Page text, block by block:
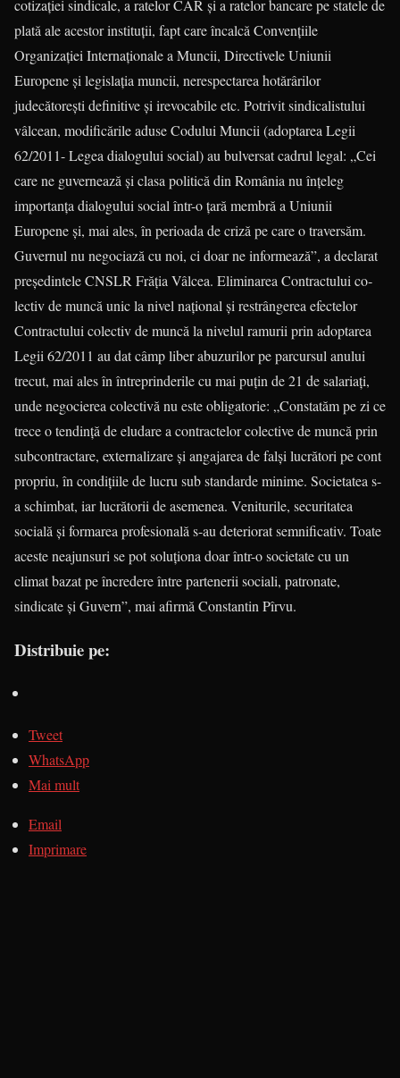
cotizaţiei sindicale, a ratelor CAR şi a ratelor bancare pe statele de
plată ale acestor instituţii, fapt care încalcă Convenţiile
Organizaţiei Internaţionale a Muncii, Directivele Uniunii
Europene şi legislaţia muncii, nerespectarea hotărârilor
judecătoreşti definitive şi irevocabile etc. Potrivit sindicalistului
vâlcean, modificările aduse Codului Muncii (adoptarea Legii
62/2011- Legea dialogului social) au bulversat cadrul legal: „Cei
care ne guvernează şi clasa politică din România nu înţeleg
importanţa dialogului social într-o ţară membră a Uniunii
Europene şi, mai ales, în perioada de criză pe care o traversăm.
Guvernul nu negociază cu noi, ci doar ne informează”, a declarat
preşedintele CNSLR Frăţia Vâlcea. Eliminarea Contractului co­
lec­tiv de muncă unic la nivel naţional şi restrân­ge­rea efectelor
Contractului colectiv de muncă la nivelul ramurii prin adoptarea
Legii 62/2011 au dat câmp liber abuzurilor pe parcursul anului
trecut, mai ales în întreprinderile cu mai puţin de 21 de salariaţi,
unde negocierea colectivă nu este obligatorie: „Constatăm pe zi ce
trece o tendinţă de eludare a contractelor colective de muncă prin
subcontractare, externalizare şi angajarea de falşi lucrători pe cont
propriu, în condiţiile de lucru sub standarde minime. Societatea s-
a schimbat, iar lucrătorii de asemenea. Veniturile, securitatea
socială şi formarea profesională s-au deteriorat semnificativ. Toate
aceste neajunsuri se pot soluţiona doar într-o societate cu un
climat bazat pe încredere între partenerii sociali, patronate,
sindicate şi Guvern”, mai afirmă Constantin Pîrvu.
Distribuie pe:
Tweet
WhatsApp
Mai mult
Email
Imprimare